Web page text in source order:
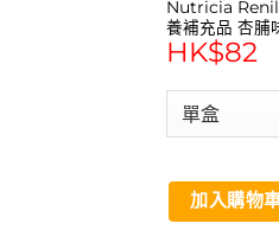
Nutricia
養補充品 杏脯
HK$82
加入購物